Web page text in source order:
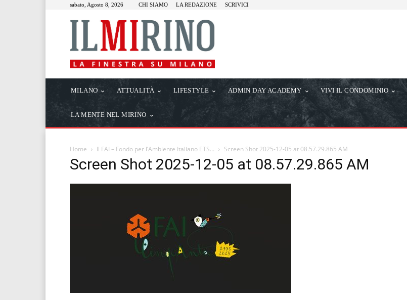
sabato, Agosto 8, 2026 CHI SIAMO LA REDAZIONE SCRIVICI
MILANO ATTUALITÀ LIFESTYLE ADMIN DAY ACADEMY VIVI IL CONDOMINIO
LA MENTE NEL MIRINO
Home Il FAI – Fondo per l’Ambiente Italiano ETS… Screen Shot 2025-12-05 at 08.57.29.865 AM
Screen Shot 2025-12-05 at 08.57.29.865 AM